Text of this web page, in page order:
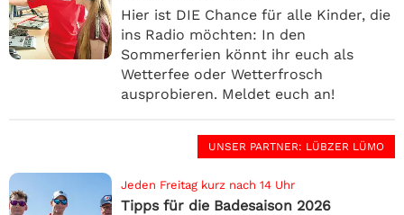
Hier ist DIE Chance für alle Kinder, die
ins Radio möchten: In den
Sommerferien könnt ihr euch als
Wetterfee oder Wetterfrosch
ausprobieren. Meldet euch an!
UNSER PARTNER: LÜBZER LÜMO
Jeden Freitag kurz nach 14 Uhr
Tipps für die Badesaison 2026